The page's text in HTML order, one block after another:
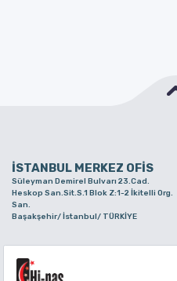
İSTANBUL MERKEZ OFİS
Süleyman Demirel Bulvarı 23.Cad.
Heskop San.Sit.S.1 Blok Z:1-2 İkitelli Org.
San.
Başakşehir/ İstanbul/ TÜRKİYE
Alaaddinbey Mah. Ayfatma Cad. No.11 A/C
Sam.3 Plaza B Blok Nilüfer/ Bursa/